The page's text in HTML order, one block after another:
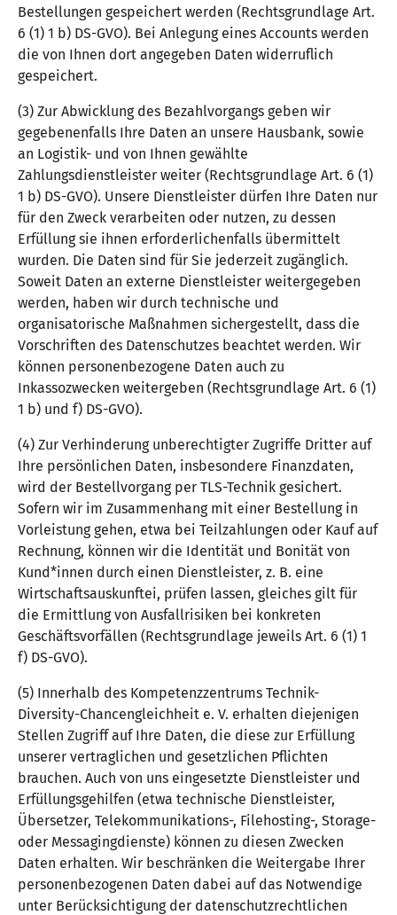
Bestellungen gespeichert werden (Rechtsgrundlage Art.
6 (1) 1 b) DS-GVO). Bei Anlegung eines Accounts werden
die von Ihnen dort angegeben Daten widerruflich
gespeichert.
(3) Zur Abwicklung des Bezahlvorgangs geben wir
gegebenenfalls Ihre Daten an unsere Hausbank, sowie
an Logistik- und von Ihnen gewählte
Zahlungsdienstleister weiter (Rechtsgrundlage Art. 6 (1)
1 b) DS-GVO). Unsere Dienstleister dürfen Ihre Daten nur
für den Zweck verarbeiten oder nutzen, zu dessen
Erfüllung sie ihnen erforderlichenfalls übermittelt
wurden. Die Daten sind für Sie jederzeit zugänglich.
Soweit Daten an externe Dienstleister weitergegeben
werden, haben wir durch technische und
organisatorische Maßnahmen sichergestellt, dass die
Vorschriften des Datenschutzes beachtet werden. Wir
können personenbezogene Daten auch zu
Inkassozwecken weitergeben (Rechtsgrundlage Art. 6 (1)
1 b) und f) DS-GVO).
(4) Zur Verhinderung unberechtigter Zugriffe Dritter auf
Ihre persönlichen Daten, insbesondere Finanzdaten,
wird der Bestellvorgang per TLS-Technik gesichert.
Sofern wir im Zusammenhang mit einer Bestellung in
Vorleistung gehen, etwa bei Teilzahlungen oder Kauf auf
Rechnung, können wir die Identität und Bonität von
Kund*innen durch einen Dienstleister, z. B. eine
Wirtschaftsauskunftei, prüfen lassen, gleiches gilt für
die Ermittlung von Ausfallrisiken bei konkreten
Geschäftsvorfällen (Rechtsgrundlage jeweils Art. 6 (1) 1
f) DS-GVO).
(5) Innerhalb des Kompetenzzentrums Technik-
Diversity-Chancengleichheit e. V. erhalten diejenigen
Stellen Zugriff auf Ihre Daten, die diese zur Erfüllung
unserer vertraglichen und gesetzlichen Pflichten
brauchen. Auch von uns eingesetzte Dienstleister und
Erfüllungsgehilfen (etwa technische Dienstleister,
Übersetzer, Telekommunikations-, Filehosting-, Storage-
oder Messagingdienste) können zu diesen Zwecken
Daten erhalten. Wir beschränken die Weitergabe Ihrer
personenbezogenen Daten dabei auf das Notwendige
unter Berücksichtigung der datenschutzrechtlichen